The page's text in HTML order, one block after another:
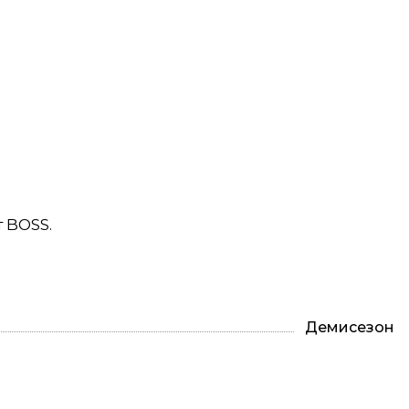
Демисезон